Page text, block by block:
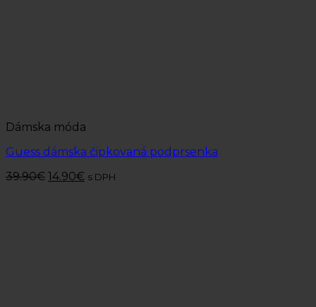
Dámska móda
Guess dámska čipkovaná podprsenka
39.90€ 14.90€ s DPH